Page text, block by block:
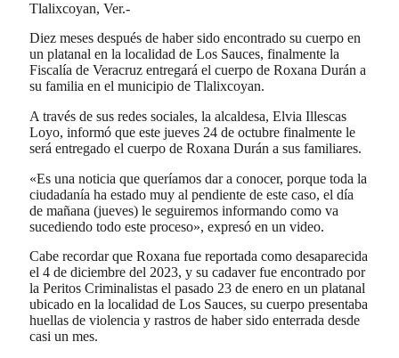
Tlalixcoyan, Ver.-
Diez meses después de haber sido encontrado su cuerpo en
un platanal en la localidad de Los Sauces, finalmente la
Fiscalía de Veracruz entregará el cuerpo de Roxana Durán a
su familia en el municipio de Tlalixcoyan.
A través de sus redes sociales, la alcaldesa, Elvia Illescas
Loyo, informó que este jueves 24 de octubre finalmente le
será entregado el cuerpo de Roxana Durán a sus familiares.
«Es una noticia que queríamos dar a conocer, porque toda la
ciudadanía ha estado muy al pendiente de este caso, el día
de mañana (jueves) le seguiremos informando como va
sucediendo todo este proceso», expresó en un video.
Cabe recordar que Roxana fue reportada como desaparecida
el 4 de diciembre del 2023, y su cadaver fue encontrado por
la Peritos Criminalistas el pasado 23 de enero en un platanal
ubicado en la localidad de Los Sauces, su cuerpo presentaba
huellas de violencia y rastros de haber sido enterrada desde
casi un mes.